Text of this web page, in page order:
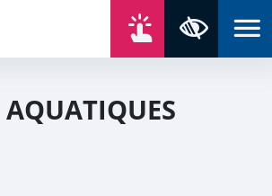
AQUATIQUES
des cookies